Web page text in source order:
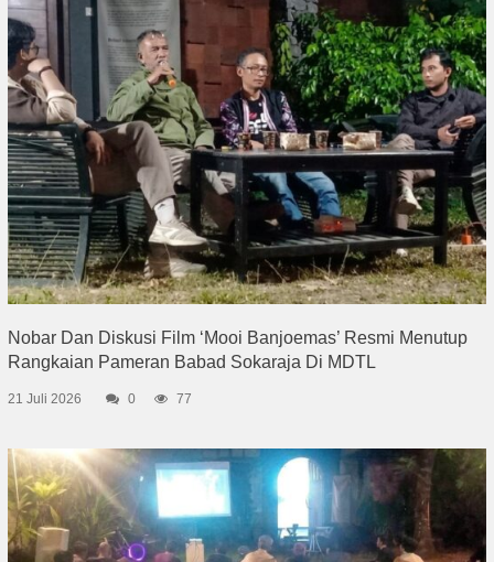
Nobar Dan Diskusi Film ‘Mooi Banjoemas’ Resmi Menutup
Rangkaian Pameran Babad Sokaraja Di MDTL
21 Juli 2026 0 77